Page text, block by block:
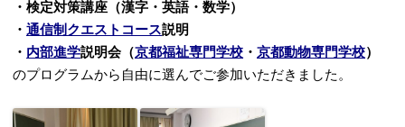
・検定対策講座（漢字・英語・数学）
・ 通信制クエストコース説明
・ 内部進学説明会（京都福祉専門学校 ・ 京都動物専門学校）
のプログラムから自由に選んでご参加いただきました。